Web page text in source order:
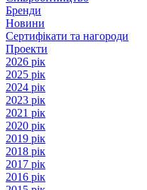
Бренди
Новини
Сертифікати та нагороди
Проекти
2026 рік
2025 рік
2024 рік
2023 рік
2021 рік
2020 рік
2019 рік
2018 рік
2017 рік
2016 рік